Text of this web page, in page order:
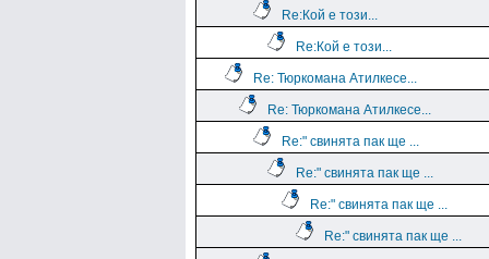
Re:Кой е този...
Re:Кой е този...
Re: Тюркомана Атилкесе...
Re: Тюркомана Атилкесе...
Re:" свинята пак ще ...
Re:" свинята пак ще ...
Re:" свинята пак ще ...
Re:" свинята пак ще ...